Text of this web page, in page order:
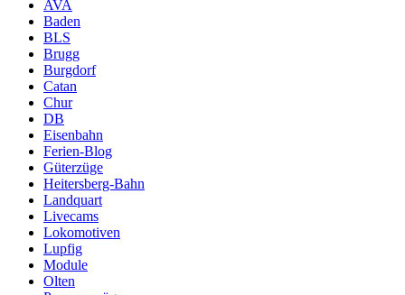
AVA
Baden
BLS
Brugg
Burgdorf
Catan
Chur
DB
Eisenbahn
Ferien-Blog
Güterzüge
Heitersberg-Bahn
Landquart
Livecams
Lokomotiven
Lupfig
Module
Olten